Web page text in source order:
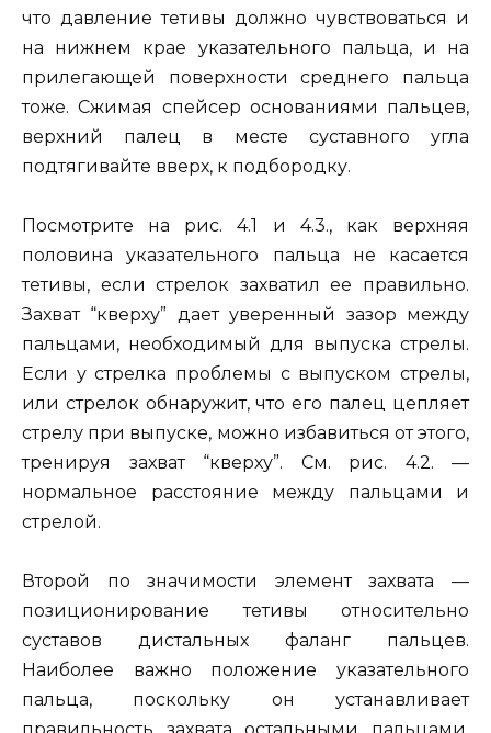
что давление тетивы должно чувствоваться и
на нижнем крае указательного пальца, и на
прилегающей поверхности среднего пальца
тоже. Сжимая спейсер основаниями пальцев,
верхний палец в месте суставного угла
подтягивайте вверх, к подбородку.
Посмотрите на рис. 4.1 и 4.3., как верхняя
половина указательного пальца не касается
тетивы, если стрелок захватил ее правильно.
Захват “кверху” дает уверенный зазор между
пальцами, необходимый для выпуска стрелы.
Если у стрелка проблемы с выпуском стрелы,
или стрелок обнаружит, что его палец цепляет
стрелу при выпуске, можно избавиться от этого,
тренируя захват “кверху”. См. рис. 4.2. —
нормальное расстояние между пальцами и
стрелой.
Второй по значимости элемент захвата —
позиционирование тетивы относительно
суставов дистальных фаланг пальцев.
Наиболее важно положение указательного
пальца, поскольку он устанавливает